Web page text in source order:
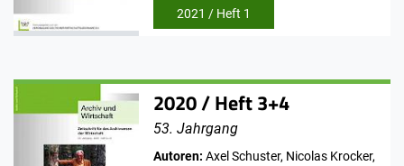
2021 / Heft 1
2020 / Heft 3+4
53. Jahrgang
Autoren: Axel Schuster, Nicolas Krocker,